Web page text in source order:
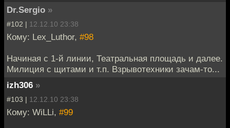
Dr.Sergio »
#102 | 12.12.10 23:38
Кому: Lex_Luthor, #98
Начиная с 1-й линии, Театральная площадь и далее.
Милиция с щитами и т.п. Взрывотехники зачам-то...
izh306 »
#103 | 12.12.10 23:38
Кому: WiLLi, #99